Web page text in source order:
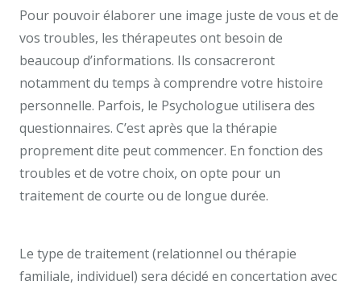
Pour pouvoir élaborer une image juste de vous et de
vos troubles, les thérapeutes ont besoin de
beaucoup d’informations. Ils consacreront
notamment du temps à comprendre votre histoire
personnelle. Parfois, le Psychologue utilisera des
questionnaires. C’est après que la thérapie
proprement dite peut commencer. En fonction des
troubles et de votre choix, on opte pour un
traitement de courte ou de longue durée.
Le type de traitement (relationnel ou thérapie
familiale, individuel) sera décidé en concertation avec